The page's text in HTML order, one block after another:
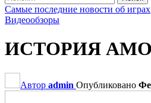
Самые последние новости об играх
Видеообзоры
ИСТОРИЯ
Автор admin Опубликовано